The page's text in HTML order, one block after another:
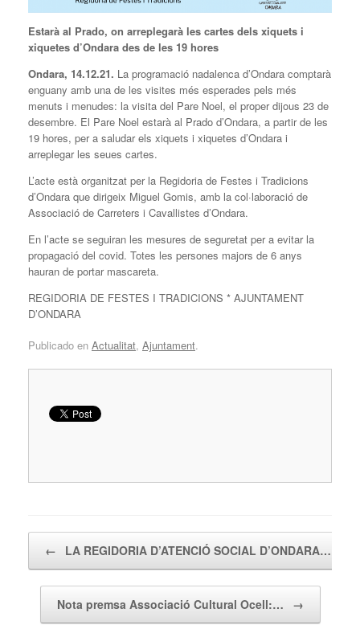
Estarà al Prado, on arreplegarà les cartes dels xiquets i
xiquetes d’Ondara des de les 19 hores
Ondara, 14.12.21. La programació nadalenca d’Ondara comptarà
enguany amb una de les visites més esperades pels més
menuts i menudes: la visita del Pare Noel, el proper dijous 23 de
desembre. El Pare Noel estarà al Prado d’Ondara, a partir de les
19 hores, per a saludar els xiquets i xiquetes d’Ondara i
arreplegar les seues cartes.
L’acte està organitzat per la Regidoria de Festes i Tradicions
d’Ondara que dirigeix Miguel Gomis, amb la col·laboració de
Associació de Carreters i Cavallistes d’Ondara.
En l’acte se seguiran les mesures de seguretat per a evitar la
propagació del covid. Totes les persones majors de 6 anys
hauran de portar mascareta.
REGIDORIA DE FESTES I TRADICIONS * AJUNTAMENT
D’ONDARA
Publicado en Actualitat, Ajuntament.
← LA REGIDORIA D’ATENCIÓ SOCIAL D’ONDARA…
Nota premsa Associació Cultural Ocell:… →